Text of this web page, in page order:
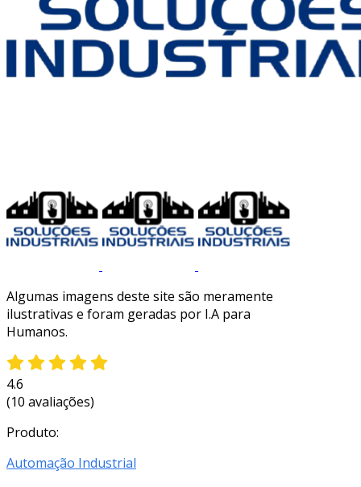
Algumas imagens deste site são meramente
ilustrativas e foram geradas por I.A para
Humanos.
4.6
(10 avaliações)
Produto:
Automação Industrial